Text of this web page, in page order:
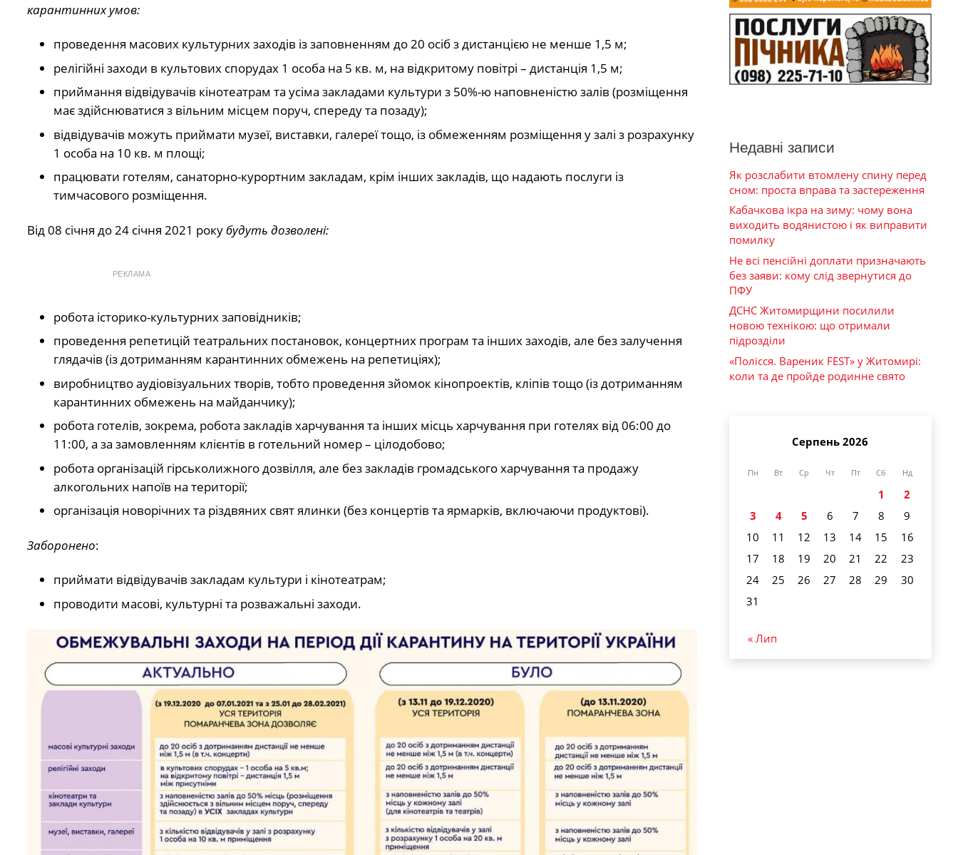
карантинних умов:
проведення масових культурних заходів із заповненням до 20 осіб з дистанцією не менше 1,5 м;
релігійні заходи в культових спорудах 1 особа на 5 кв. м, на відкритому повітрі – дистанція 1,5 м;
приймання відвідувачів кінотеатрам та усіма закладами культури з 50%-ю наповненістю залів (розміщення
має здійснюватися з вільним місцем поруч, спереду та позаду);
відвідувачів можуть приймати музеї, виставки, галереї тощо, із обмеженням розміщення у залі з розрахунку
1 особа на 10 кв. м площі;
працювати готелям, санаторно-курортним закладам, крім інших закладів, що надають послуги із
тимчасового розміщення.
Від 08 січня до 24 січня 2021 рокубудуть дозволені:
РЕКЛАМА
робота історико-культурних заповідників;
проведення репетицій театральних постановок, концертних програм та інших заходів, але без залучення
глядачів (із дотриманням карантинних обмежень на репетиціях);
виробництво аудіовізуальних творів, тобто проведення зйомок кінопроектів, кліпів тощо (із дотриманням
карантинних обмежень на майданчику);
робота готелів, зокрема, робота закладів харчування та інших місць харчування при готелях від 06:00 до
11:00, а за замовленням клієнтів в готельний номер – цілодобово;
робота організацій гірськолижного дозвілля, але без закладів громадського харчування та продажу
алкогольних напоїв на території;
організація новорічних та різдвяних свят ялинки (без концертів та ярмарків, включаючи продуктові).
Заборонено:
приймати відвідувачів закладам культури і кінотеатрам;
проводити масові, культурні та розважальні заходи.
Недавні записи
Як розслабити втомлену спину перед
сном: проста вправа та застереження
Кабачкова ікра на зиму: чому вона
виходить водянистою і як виправити
помилку
Не всі пенсійні доплати призначають
без заяви: кому слід звернутися до
ПФУ
ДСНС Житомирщини посилили
новою технікою: що отримали
підрозділи
«Полісся. Вареник FEST» у Житомирі:
коли та де пройде родинне свято
Серпень 2026
Пн Вт Ср Чт Пт Сб Нд
1
2
3
4 5 6 7 8
9
10
11 12 13 14 15
16
17
18 19 20 21 22
23
24
25 26 27 28 29
30
31
« Лип